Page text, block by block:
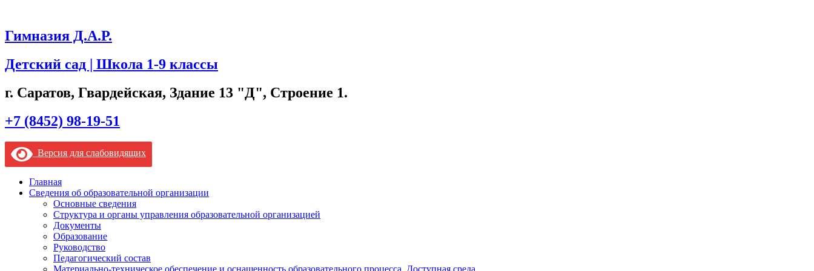
Гимназия Д.А.Р.
Детский сад | Школа 1-9 классы
г. Саратов, Гвардейская, Здание 13 "Д", Строение 1.
+7 (8452) 98-19-51
Версия для слабовидящих
Главная
Сведения об образовательной организации
Основные сведения
Структура и органы управления образовательной организацией
Документы
Образование
Руководство
Педагогический состав
Материально-техническое обеспечение и оснащенность образовательного процесса. Доступная среда.